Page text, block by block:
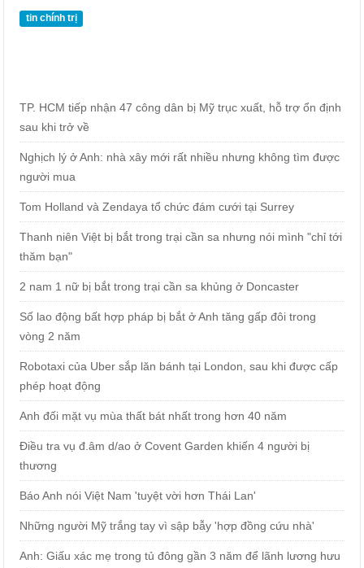
tin chính trị
TP. HCM tiếp nhận 47 công dân bị Mỹ trục xuất, hỗ trợ ổn định
sau khi trở về
Nghịch lý ở Anh: nhà xây mới rất nhiều nhưng không tìm được
người mua
Tom Holland và Zendaya tổ chức đám cưới tại Surrey
Thanh niên Việt bị bắt trong trại cần sa nhưng nói mình "chỉ tới
thăm bạn"
2 nam 1 nữ bị bắt trong trại cần sa khủng ở Doncaster
Số lao động bất hợp pháp bị bắt ở Anh tăng gấp đôi trong
vòng 2 năm
Robotaxi của Uber sắp lăn bánh tại London, sau khi được cấp
phép hoạt động
Anh đối mặt vụ mùa thất bát nhất trong hơn 40 năm
Điều tra vụ đ.âm d/ao ở Covent Garden khiến 4 người bị
thương
Báo Anh nói Việt Nam 'tuyệt vời hơn Thái Lan'
Những người Mỹ trắng tay vì sập bẫy 'hợp đồng cứu nhà'
Anh: Giấu xác mẹ trong tủ đông gần 3 năm để lãnh lương hưu